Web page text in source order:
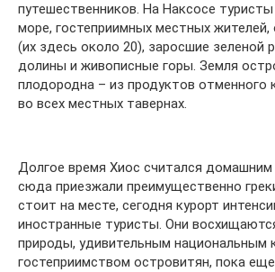
путешественников. На Наксосе
море, гостеприимных местных
(их здесь около 20), заросшие зеленой
долины и живописные горы. Земля
плодородна – из продуктов отменного
во всех местных тавернах.
Долгое время Хиос считался домашним
сюда приезжали преимущественно
стоит на месте, сегодня курорт
иностранные туристы. Они
природы, удивительным национальным
гостеприимством островитян, пока